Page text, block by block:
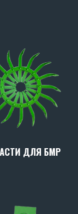
ДЛЯ БМР